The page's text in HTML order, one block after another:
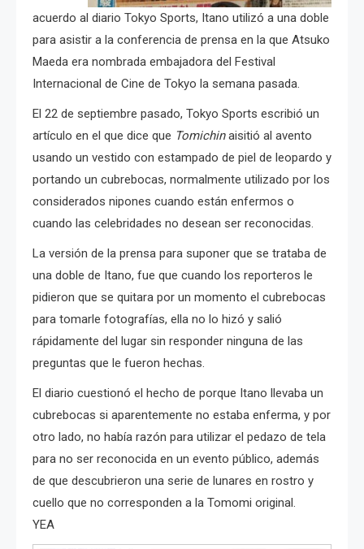
acuerdo al diario Tokyo Sports, Itano utilizó a una doble
para asistir a la conferencia de prensa en la que Atsuko
Maeda era nombrada embajadora del Festival
Internacional de Cine de Tokyo la semana pasada.
El 22 de septiembre pasado, Tokyo Sports escribió un
artículo en el que dice que Tomichinaisitió al avento
usando un vestido con estampado de piel de leopardo y
portando un cubrebocas, normalmente utilizado por los
considerados nipones cuando están enfermos o
cuando las celebridades no desean ser reconocidas.
La versión de la prensa para suponer que se trataba de
una doble de Itano, fue que cuando los reporteros le
pidieron que se quitara por un momento el cubrebocas
para tomarle fotografías, ella no lo hizó y salió
rápidamente del lugar sin responder ninguna de las
preguntas que le fueron hechas.
El diario cuestionó el hecho de porque Itano llevaba un
cubrebocas si aparentemente no estaba enferma, y por
otro lado, no había razón para utilizar el pedazo de tela
para no ser reconocida en un evento público, además
de que descubrieron una serie de lunares en rostro y
cuello que no corresponden a la Tomomi original.
YEA